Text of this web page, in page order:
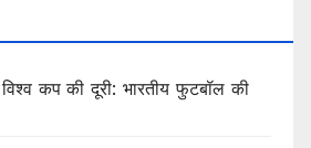
कप की दूरी: भारतीय फुटबॉल की